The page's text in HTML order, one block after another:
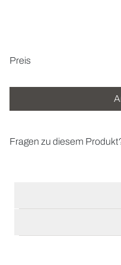
Preis
Fragen zu diesem